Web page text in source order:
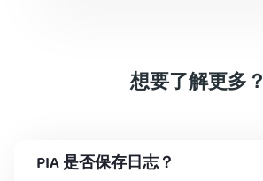
想要了解更多？
PIA 是否保存日志？